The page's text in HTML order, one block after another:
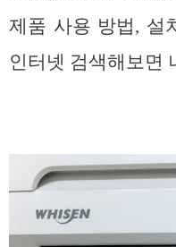
제품 사용 방법, 설
인터넷 검색해보면